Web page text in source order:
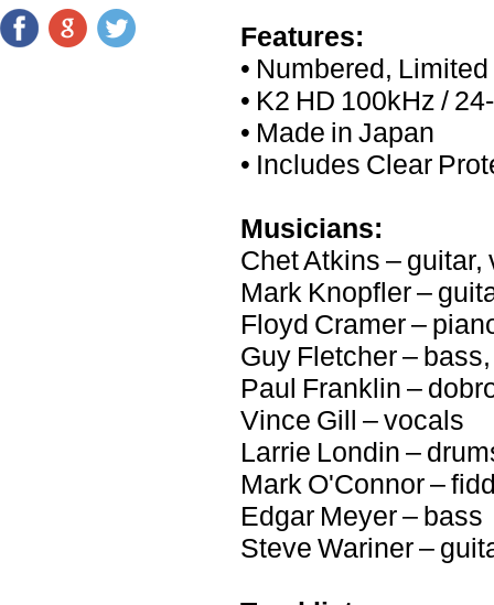
Features:
• Numbered,
• K2 HD 100kHz /
• Made in Japan
• Includes Clear
Musicians:
Chet Atkins – guitar,
Mark Knopfler –
Floyd Cramer –
Guy Fletcher –
Paul Franklin –
Vince Gill – vocals
Larrie Londin –
Mark O'Connor –
Edgar Meyer – bass
Steve Wariner –